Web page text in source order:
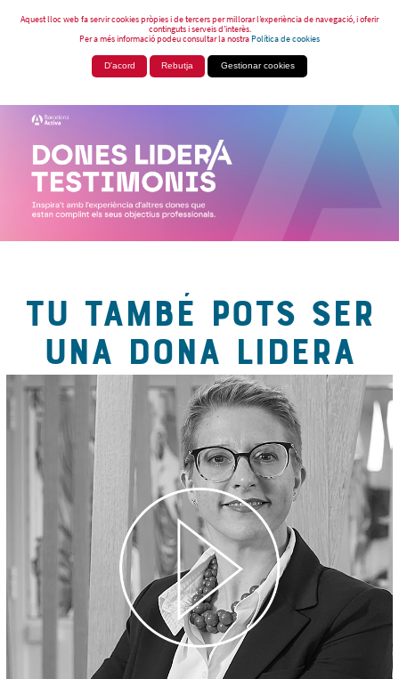
Aquest lloc web fa servir cookies pròpies i de tercers per millorar l’experiència de navegació, i oferir
continguts i serveis d’interès.
Per a més informació podeu consultar la nostraPolítica de cookies
D'acord Rebutja Gestionar cookies
TU TAMBÉ POTS SER
UNA DONA LIDERA